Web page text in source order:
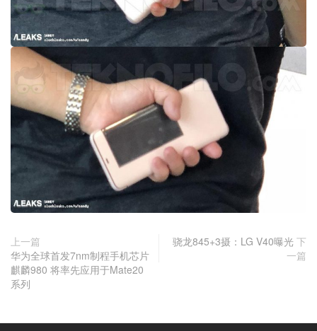
上一篇
华为全球首发7nm制程手机芯片
麒麟980 将率先应用于Mate20
系列
骁龙845+3摄：LG V40曝光 下
一篇